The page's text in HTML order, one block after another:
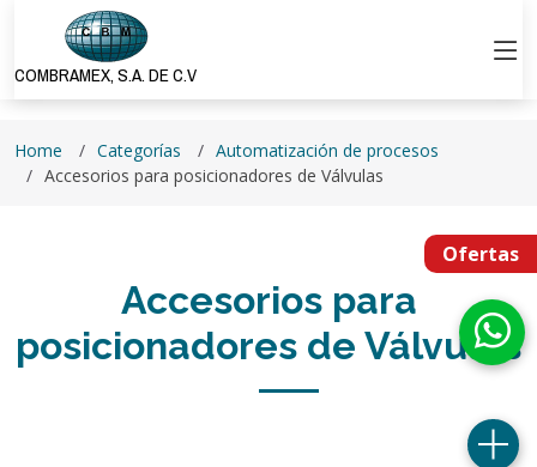
Ofertas
COMBRAMEX, S.A. DE C.V
Home Categorías
Automatización de procesos
Accesorios para posicionadores de Válvulas
Accesorios para
posicionadores de Válvulas